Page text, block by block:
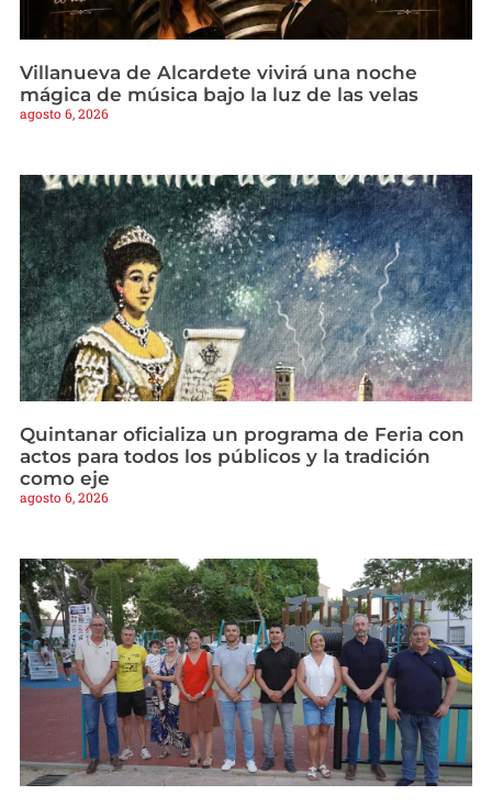
Villanueva de Alcardete vivirá una noche
mágica de música bajo la luz de las velas
agosto 6, 2026
Quintanar oficializa un programa de Feria con
actos para todos los públicos y la tradición
como eje
agosto 6, 2026